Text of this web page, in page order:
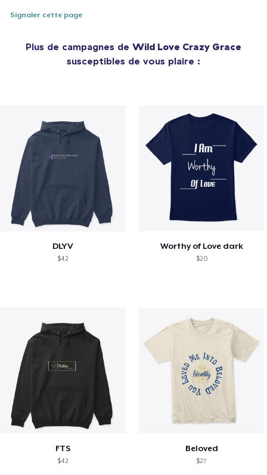
Signaler cette page
Plus de campagnes de Wild Love Crazy Grace
susceptibles de vous plaire :
DLYV
$42
Worthy of Love dark
$20
FTS
$42
Beloved
$27